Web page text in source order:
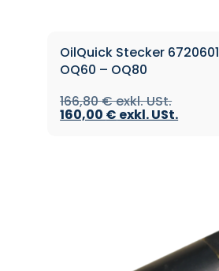
OilQuick Stecker
OQ60 – OQ80
166,80€
160,00 €